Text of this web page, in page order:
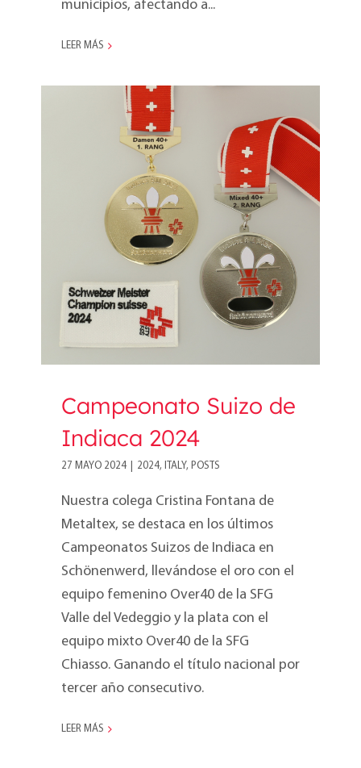
municipios, afectando a...
LEER MÁS
Campeonato Suizo de
Indiaca 2024
Campeonato Suizo de
Indiaca 2024
27 MAYO 2024 2024, ITALY, POSTS
Nuestra colega Cristina Fontana de
Metaltex, se destaca en los últimos
Campeonatos Suizos de Indiaca en
Schönenwerd, llevándose el oro con el
equipo femenino Over40 de la SFG
Valle del Vedeggio y la plata con el
equipo mixto Over40 de la SFG
Chiasso. Ganando el título nacional por
tercer año consecutivo.
LEER MÁS